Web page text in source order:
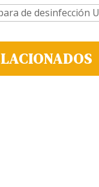
de desinfección